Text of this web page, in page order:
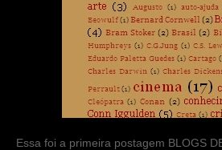
Essa foi a primeira postagem BLOGS